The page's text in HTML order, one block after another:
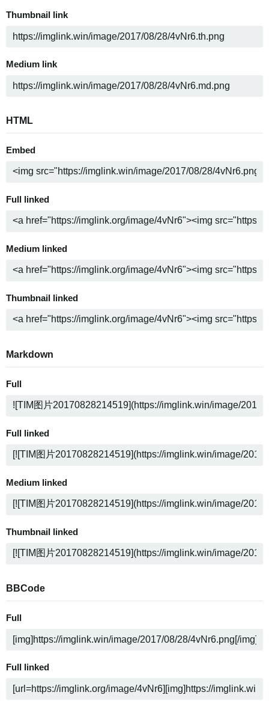
Thumbnail link
Medium link
HTML
Embed
Full linked
Medium linked
Thumbnail linked
Markdown
Full
Full linked
Medium linked
Thumbnail linked
BBCode
Full
Full linked